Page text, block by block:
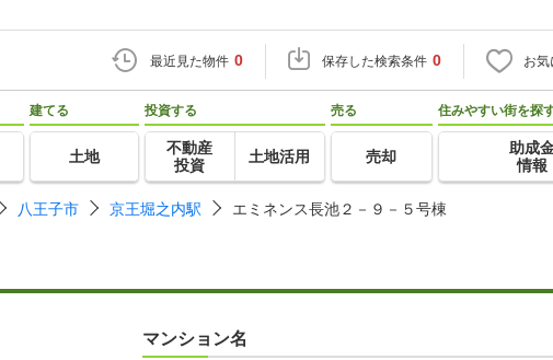
最近見た物件 0 保存した検索条件 0 お気
建てる
土地
投資する
不動産
投資
土地活用
売る
売却
住みやすい街を探
助成
情報
八王子市 京王堀之内駅 エミネンス長池２－９－５号棟
マンション名